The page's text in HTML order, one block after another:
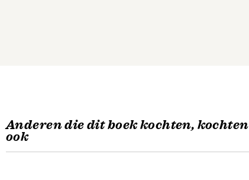
Anderen die dit boek kochten, kochten
ook